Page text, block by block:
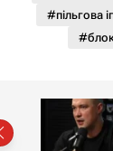
#пільгова